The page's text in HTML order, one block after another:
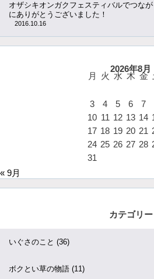
オザシキオンガクフェスティバルでつな
にありがとうございました！
2016.10.16
2026年8月
月 火 水 木 金
3
4 5 6 7
10 11 12 13 14
17 18 19 20 21
24 25 26 27 28
31
« 9月
カテゴリー
いぐさのこと (36)
ボクとい草の物語 (11)